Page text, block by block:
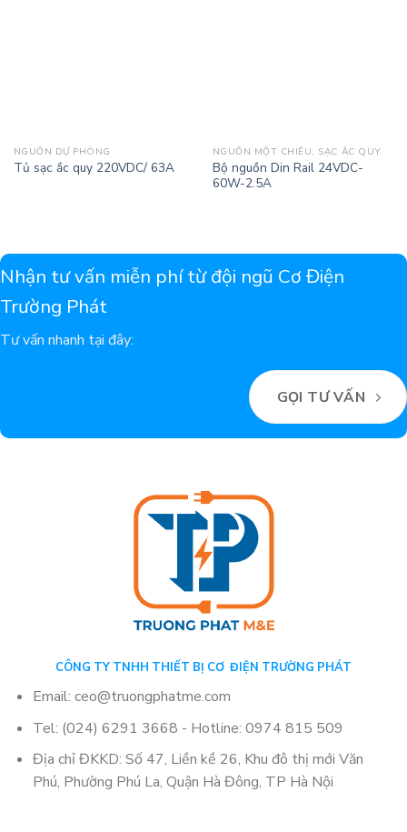
NGUỒN DỰ PHÒNG
Tủ sạc ắc quy 220VDC/ 63A
NGUỒN MỘT CHIỀU, SẠC ẮC QUY
Bộ nguồn Din Rail 24VDC-
60W-2.5A
Nhận tư vấn miễn phí từ đội ngũ Cơ Điện
Trường Phát
Tư vấn nhanh tại đây:
GỌI TƯ VẤN
CÔNG TY TNHH THIẾT BỊ CƠ ĐIỆN TRƯỜNG PHÁT
Email: ceo@truongphatme.com
Tel: (024) 6291 3668 - Hotline: 0974 815 509
Địa chỉ ĐKKD: Số 47, Liền kề 26, Khu đô thị mới Văn
Phú, Phường Phú La, Quận Hà Đông, TP Hà Nội